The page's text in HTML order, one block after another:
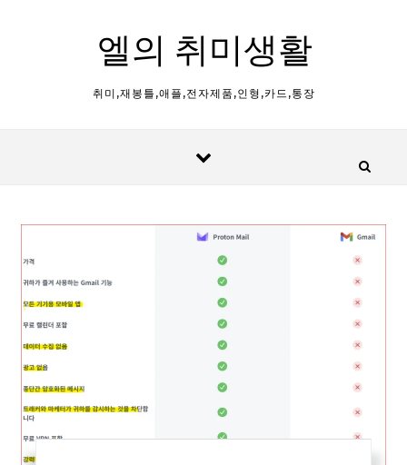
엘의 취미생활
취미,재봉틀,애플,전자제품,인형,카드,통장